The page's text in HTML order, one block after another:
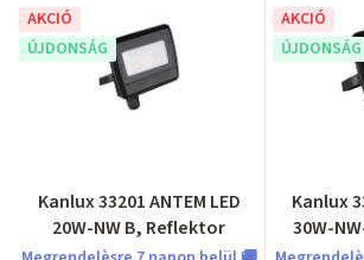
AKCIÓ
ÚJDONSÁG
Kanlux 33201 ANTEM LED
20W-NW B, Reflektor
AKCIÓ
ÚJDONSÁG
Kanlux
30W-